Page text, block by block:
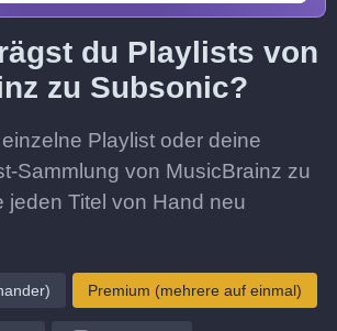
du Playlists von
zu Subsonic?
Playlist oder deine
Sammlung von MusicBrainz zu
jeden Titel von Hand neu
Premium (mehrere auf einmal)